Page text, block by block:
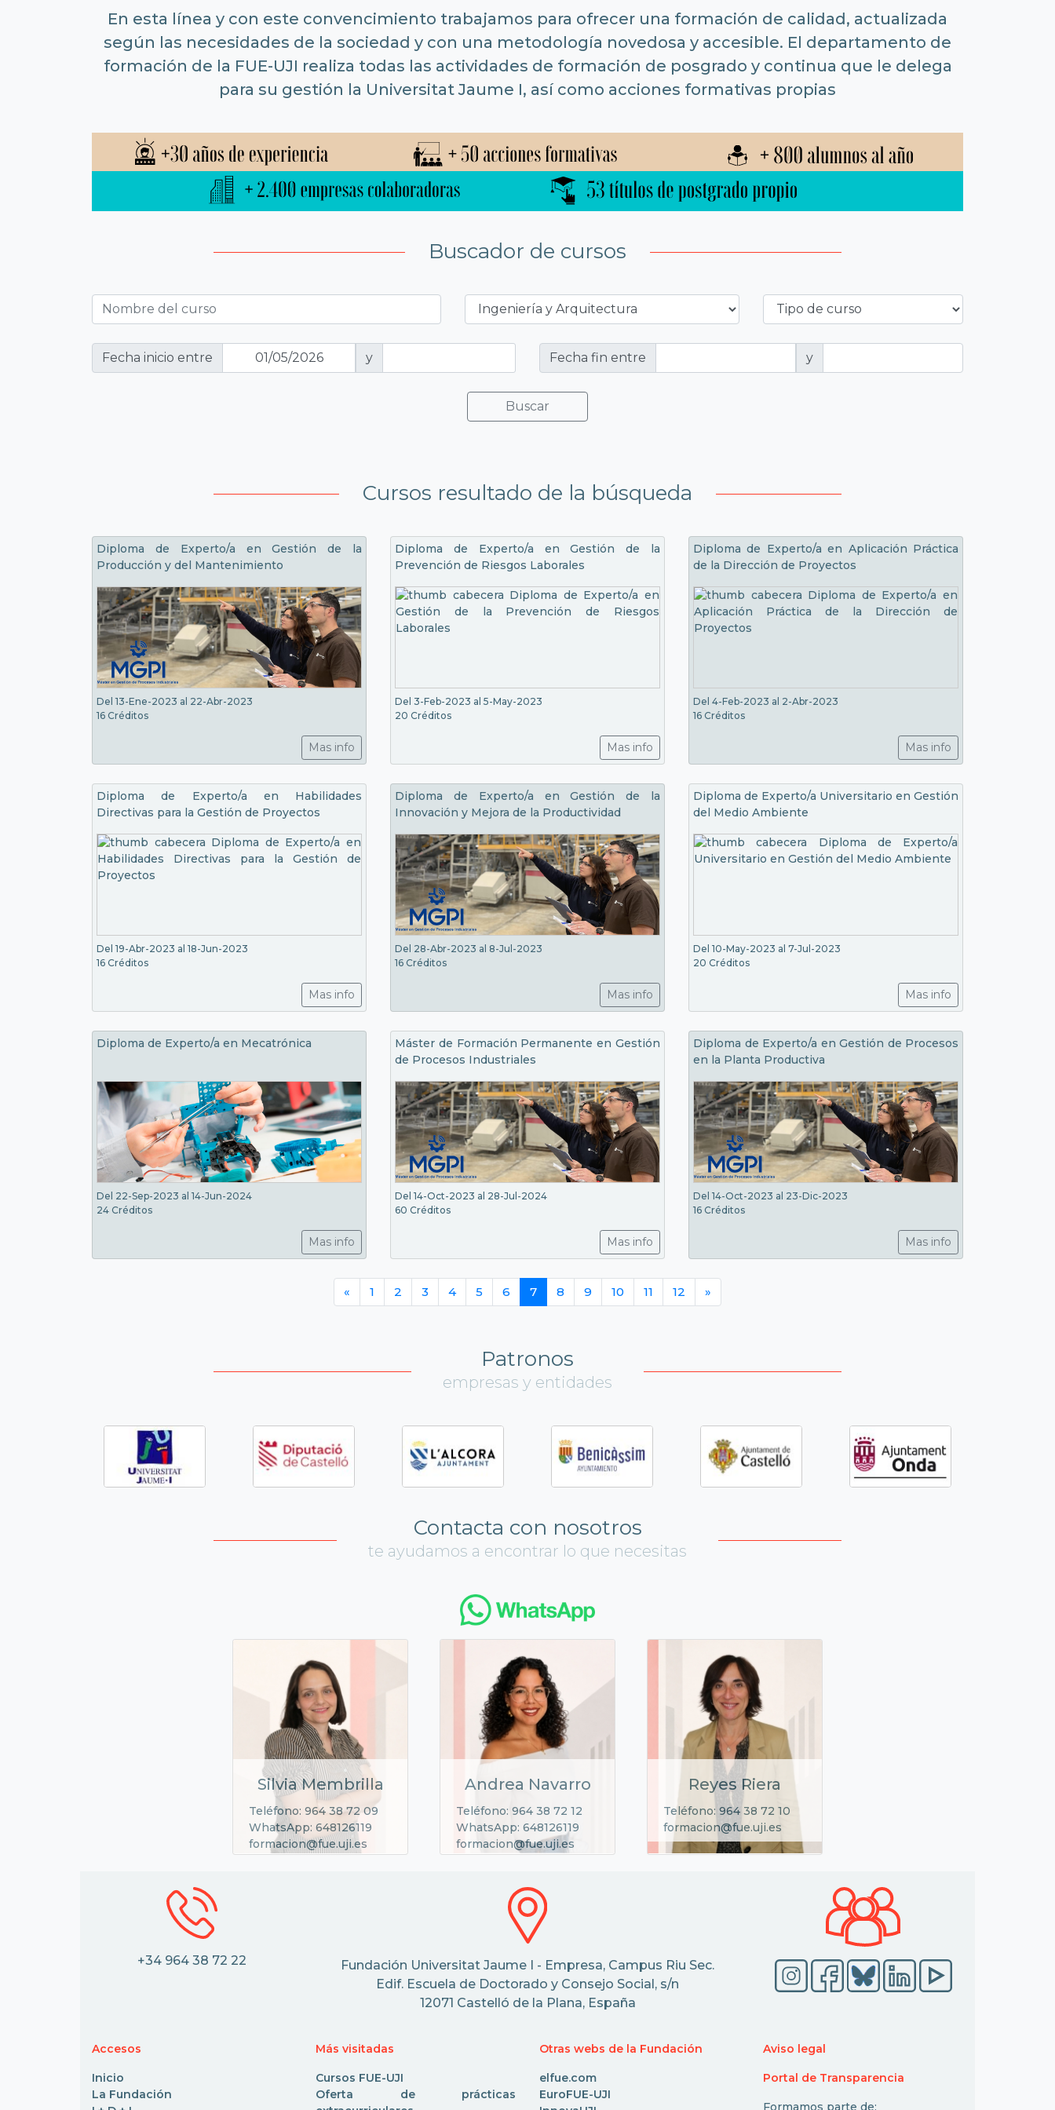
En esta línea y con este convencimiento trabajamos para ofrecer una formación de calidad, actualizada
según las necesidades de la sociedad y con una metodología novedosa y accesible. El departamento de
formación de la FUE-UJI realiza todas las actividades de formación de posgrado y continua que le delega
para su gestión la Universitat Jaume I, así como acciones formativas propias
Buscador de cursos
Fecha inicio entre y Fecha fin entre y
Buscar
Cursos resultado de la búsqueda
Diploma de Experto/a en Gestión de la
Producción y del Mantenimiento
Del 13-Ene-2023 al 22-Abr-2023
16 Créditos
Mas info
Diploma de Experto/a en Gestión de la
Prevención de Riesgos Laborales
Del 3-Feb-2023 al 5-May-2023
20 Créditos
Mas info
Diploma de Experto/a en Aplicación Práctica
de la Dirección de Proyectos
Del 4-Feb-2023 al 2-Abr-2023
16 Créditos
Mas info
Diploma de Experto/a en Habilidades
Directivas para la Gestión de Proyectos
Del 19-Abr-2023 al 18-Jun-2023
16 Créditos
Mas info
Diploma de Experto/a en Gestión de la
Innovación y Mejora de la Productividad
Del 28-Abr-2023 al 8-Jul-2023
16 Créditos
Mas info
Diploma de Experto/a Universitario en Gestión
del Medio Ambiente
Del 10-May-2023 al 7-Jul-2023
20 Créditos
Mas info
Diploma de Experto/a en Mecatrónica
Del 22-Sep-2023 al 14-Jun-2024
24 Créditos
Mas info
Máster de Formación Permanente en Gestión
de Procesos Industriales
Del 14-Oct-2023 al 28-Jul-2024
60 Créditos
Mas info
Diploma de Experto/a en Gestión de Procesos
en la Planta Productiva
Del 14-Oct-2023 al 23-Dic-2023
16 Créditos
Mas info
« 1 2 3 4 5 6 7 8 9 10 11 12 »
Patronos
empresas y entidades
Contacta con nosotros
te ayudamos a encontrar lo que necesitas
Silvia Membrilla
Teléfono: 964 38 72 09
WhatsApp: 648126119
formacion@fue.uji.es
Andrea Navarro
Teléfono: 964 38 72 12
WhatsApp: 648126119
formacion@fue.uji.es
Reyes Riera
Teléfono: 964 38 72 10
formacion@fue.uji.es
+34 964 38 72 22
Fundación Universitat Jaume I - Empresa, Campus Riu Sec.
Edif. Escuela de Doctorado y Consejo Social, s/n
12071 Castelló de la Plana, España
Accesos
Inicio
La Fundación
Más visitadas
Cursos FUE-UJI
Oferta de prácticas
Otras webs de la Fundación
elfue.com
EuroFUE-UJI
Aviso legal
Portal de Transparencia
Formamos parte de: